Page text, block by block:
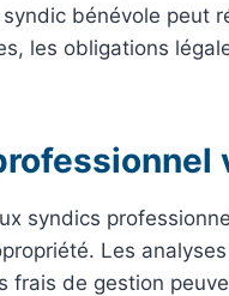
bénévole peut
les obligations
syndics
Les
de gestion